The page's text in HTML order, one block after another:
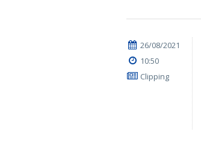
26/08/2021
10:50
Clipping